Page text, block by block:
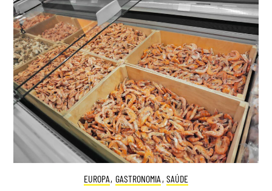
EUROPA, GASTRONOMIA , SAÚDE